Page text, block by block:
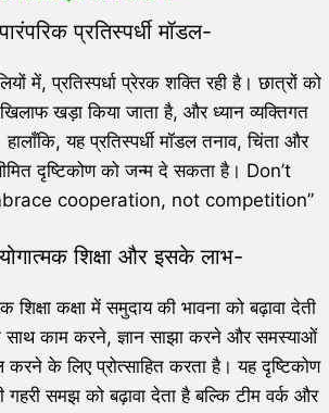
प्रतिस्पर्धी मॉडल-
में, प्रतिस्पर्धा प्रेरक शक्ति रही है। छात्रों को
खड़ा किया जाता है, और ध्यान व्यक्तिगत
हालाँकि, यह प्रतिस्पर्धी मॉडल तनाव, चिंता और
दृष्टिकोण को जन्म दे सकता है। Don’t
cooperation, not competition”
शिक्षा और इसके लाभ-
शिक्षा कक्षा में समुदाय की भावना को बढ़ावा देती
साथ काम करने, ज्ञान साझा करने और समस्याओं
के लिए प्रोत्साहित करता है। यह दृष्टिकोण
समझ को बढ़ावा देता है बल्कि टीम वर्क और